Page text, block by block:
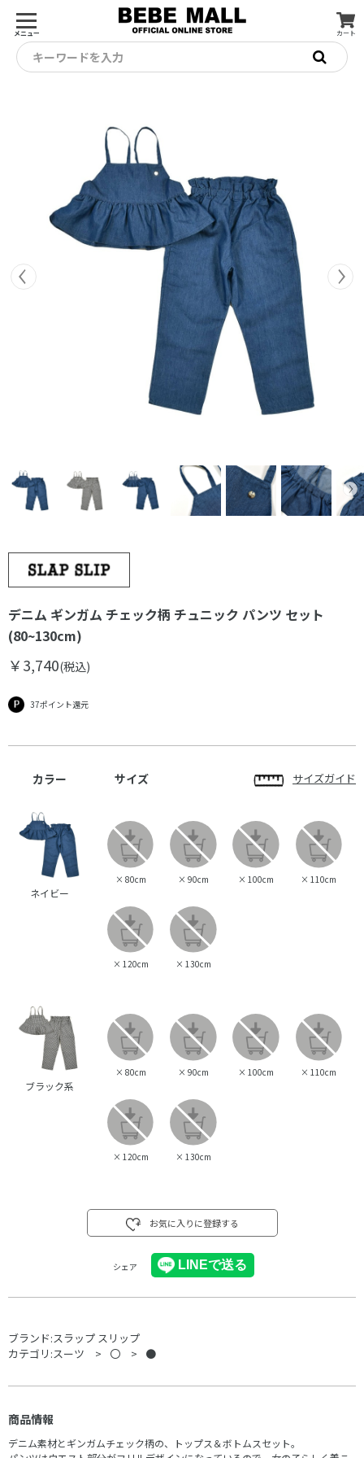
メニュー カート
キーワードを入力
デニム ギンガム チェック柄 チュニック パンツ セット
(80~130cm)
￥3,740(税込)
37ポイント還元
カラー サイズ サイズガイド
ネイビー
× 80cm × 90cm × 100cm × 110cm
× 120cm × 130cm
ブラック系
× 80cm × 90cm × 100cm × 110cm
× 120cm × 130cm
お気に入りに登録する
シェア
ブランド:スラップ スリップ
カテゴリ:スーツ 〇 ●
商品情報
デニム素材とギンガムチェック柄の、トップス＆ボトムスセット。